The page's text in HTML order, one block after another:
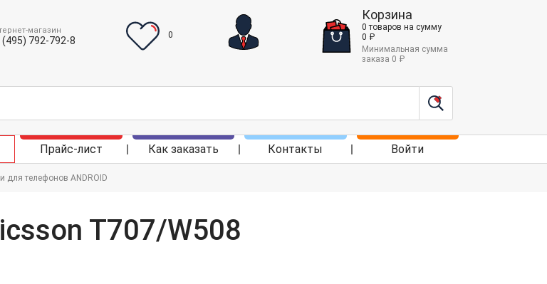
магазин
(495) 792-792-8
0
Корзина
0 товаров на сумму
0 ₽
Минимальная сумма
заказа 0 ₽
Прайс-лист Как заказать Контакты Войти
для телефонов ANDROID
T707/W508